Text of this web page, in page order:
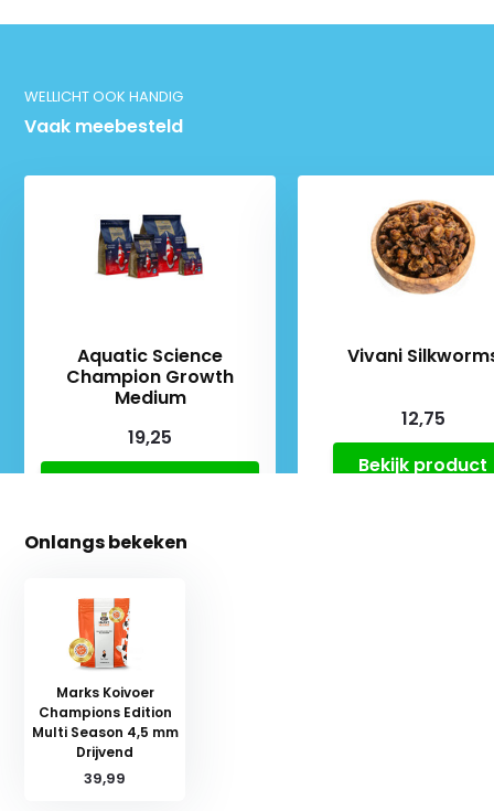
WELLICHT OOK HANDIG
Vaak meebesteld
Aquatic Science
Champion Growth
Medium
19,25
Vivani
12,75
Bekijk product
Onlangs bekeken
Marks Koivoer
Champions Edition
Multi Season 4,5 mm
Drijvend
39,99